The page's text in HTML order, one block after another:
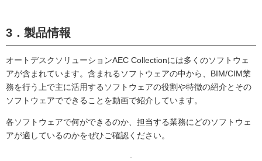
3．製品情報
オートデスクソリューションAEC Collectionには多くのソフトウェ
アが含まれています。含まれるソフトウェアの中から、BIM/CIM業
務を行う上で主に活用するソフトウェアの役割や特徴の紹介とその
ソフトウェアでできることを動画で紹介しています。
各ソフトウェアで何ができるのか、担当する業務にどのソフトウェ
アが適しているのかをぜひご確認ください。